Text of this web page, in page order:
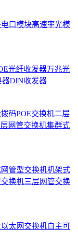
电口模块高速率光模
光纤收发器万兆光
器DIN收发器
码POE交换机二层
网管交换机集群式
管型交换机机架式
换机三层网管交换
太网交换机自主可